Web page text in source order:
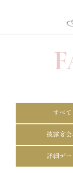
すべて
披露宴会
詳細デー